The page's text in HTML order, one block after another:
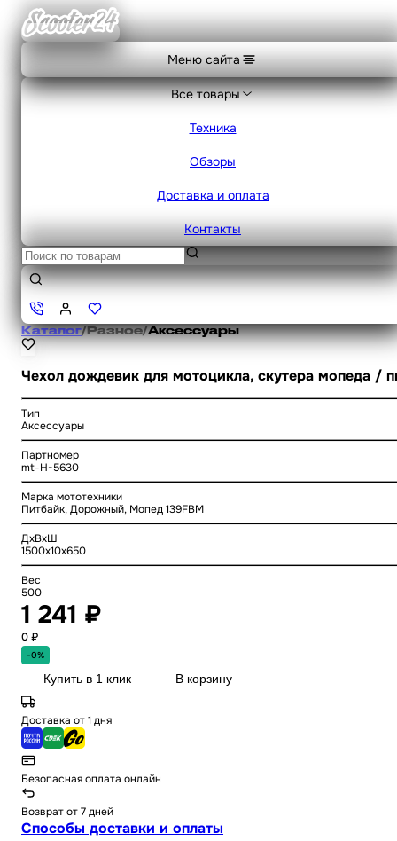
Меню сайта
Все товары
Техника
Обзоры
Доставка и оплата
Контакты
Каталог/Разное/Аксессуары
Чехол дождевик для мотоцикла, скутера мопеда /
Тип
Аксессуары
Партномер
mt-H-5630
Марка мототехники
Питбайк, Дорожный, Мопед 139FBM
ДхВхШ
1500x10x650
Вес
500
1 241 ₽
0 ₽
-0%
Купить в 1 клик В корзину
Доставка от 1 дня
Безопасная оплата онлайн
Возврат от 7 дней
Способы доставки и оплаты